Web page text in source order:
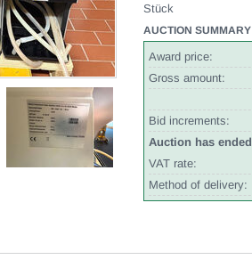
Stück
AUCTION SUMMARY
Award price:
Gross amount:
Bid increments:
Auction has ended
VAT rate:
Method of delivery: